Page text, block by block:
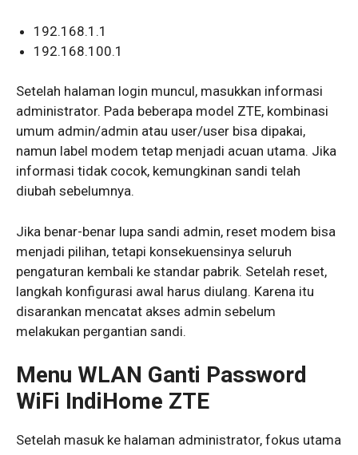
192.168.1.1
192.168.100.1
Setelah halaman login muncul, masukkan informasi
administrator. Pada beberapa model ZTE, kombinasi
umum admin/admin atau user/user bisa dipakai,
namun label modem tetap menjadi acuan utama. Jika
informasi tidak cocok, kemungkinan sandi telah
diubah sebelumnya.
Jika benar-benar lupa sandi admin, reset modem bisa
menjadi pilihan, tetapi konsekuensinya seluruh
pengaturan kembali ke standar pabrik. Setelah reset,
langkah konfigurasi awal harus diulang. Karena itu
disarankan mencatat akses admin sebelum
melakukan pergantian sandi.
Menu WLAN Ganti Password
WiFi IndiHome ZTE
Setelah masuk ke halaman administrator, fokus utama